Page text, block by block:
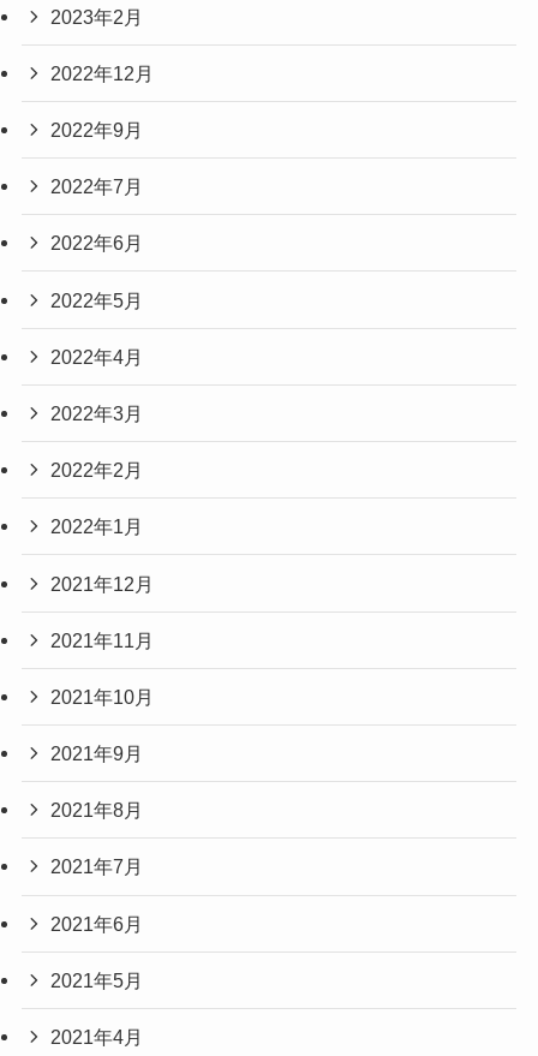
2023年2月
2022年12月
2022年9月
2022年7月
2022年6月
2022年5月
2022年4月
2022年3月
2022年2月
2022年1月
2021年12月
2021年11月
2021年10月
2021年9月
2021年8月
2021年7月
2021年6月
2021年5月
2021年4月